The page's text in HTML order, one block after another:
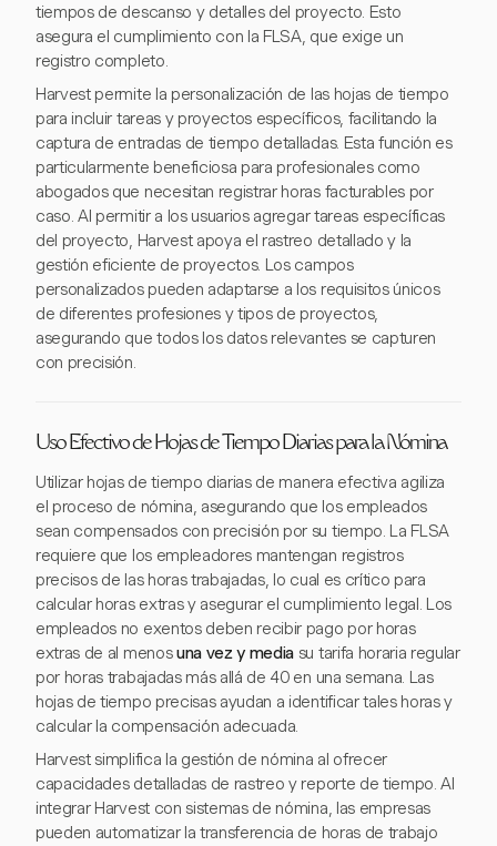
tiempos de descanso y detalles del proyecto. Esto
asegura el cumplimiento con la FLSA, que exige un
registro completo.
Harvest permite la personalización de las hojas de tiempo
para incluir tareas y proyectos específicos, facilitando la
captura de entradas de tiempo detalladas. Esta función es
particularmente beneficiosa para profesionales como
abogados que necesitan registrar horas facturables por
caso. Al permitir a los usuarios agregar tareas específicas
del proyecto, Harvest apoya el rastreo detallado y la
gestión eficiente de proyectos. Los campos
personalizados pueden adaptarse a los requisitos únicos
de diferentes profesiones y tipos de proyectos,
asegurando que todos los datos relevantes se capturen
con precisión.
Uso Efectivo de Hojas de Tiempo Diarias para la Nómina
Utilizar hojas de tiempo diarias de manera efectiva agiliza
el proceso de nómina, asegurando que los empleados
sean compensados con precisión por su tiempo. La FLSA
requiere que los empleadores mantengan registros
precisos de las horas trabajadas, lo cual es crítico para
calcular horas extras y asegurar el cumplimiento legal. Los
empleados no exentos deben recibir pago por horas
extras de al menosuna vez y media su tarifa horaria regular
por horas trabajadas más allá de 40 en una semana. Las
hojas de tiempo precisas ayudan a identificar tales horas y
calcular la compensación adecuada.
Harvest simplifica la gestión de nómina al ofrecer
capacidades detalladas de rastreo y reporte de tiempo. Al
integrar Harvest con sistemas de nómina, las empresas
pueden automatizar la transferencia de horas de trabajo